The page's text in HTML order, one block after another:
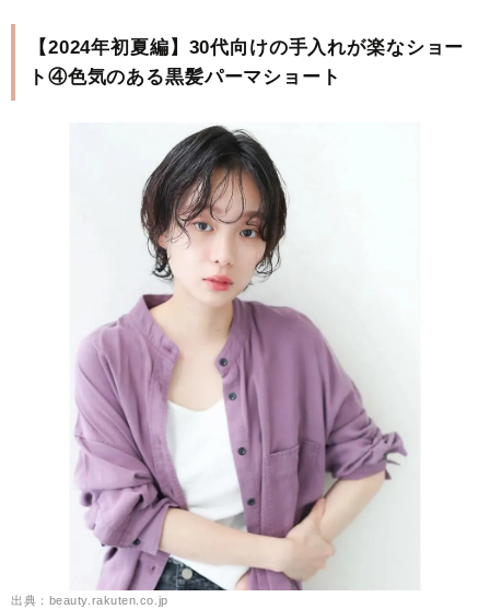
【2024年初夏編】30代向けの手入れが楽なショー
ト④色気のある黒髪パーマショート
出典：beauty.rakuten.co.jp